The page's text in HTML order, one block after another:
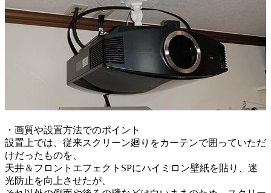
・画質や設置方法でのポイント
設置上では、従来スクリーン廻りをカーテンで囲っていただ
けだったものを、
天井＆フロントエフェクトSPにハイミロン壁紙を貼り、迷
光防止を向上させたが、